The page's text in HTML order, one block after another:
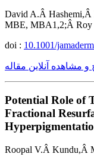
David A.Â
MBE, MBA1,2;Â Roy
doi : 10.1001/
و مشاهده آنلاین مقاله
Potential Role of
Fractional
Roopal V.Â Kundu,Â